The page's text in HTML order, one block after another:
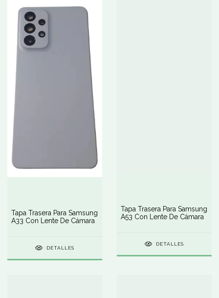
Tapa Trasera Para Samsung
A33 Con Lente De Cámara
DETALLES
Tapa Trasera Para Samsung
A53 Con Lente De Cámara
DETALLES